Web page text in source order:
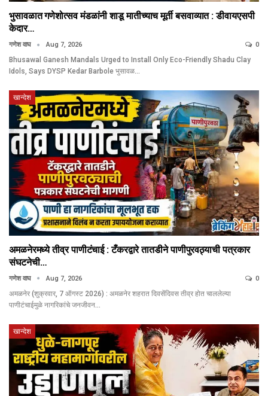
भुसावळात गणेशोत्सव मंडळांनी शाडू मातीच्याच मूर्ती बसवाव्यात : डीवायएसपी
केदार…
गणेश वाघ Aug 7, 2026 0
Bhusawal Ganesh Mandals Urged to Install Only Eco-Friendly Shadu Clay
Idols, Says DYSP Kedar Barbole भुसावळ…
खान्देश
अमळनेरमध्ये तीव्र पाणीटंचाई : टँकरद्वारे तातडीने पाणीपुरवठ्याची पत्रकार
संघटनेची…
गणेश वाघ Aug 7, 2026 0
अमळनेर (शुक्रवार, 7 ऑगस्ट 2026) : अमळनेर शहरात दिवसेंदिवस तीव्र होत चाललेल्या
पाणीटंचाईमुळे नागरिकांचे जनजीवन…
खान्देश